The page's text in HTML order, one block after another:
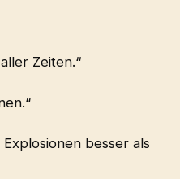
Zeiten.“
besser als